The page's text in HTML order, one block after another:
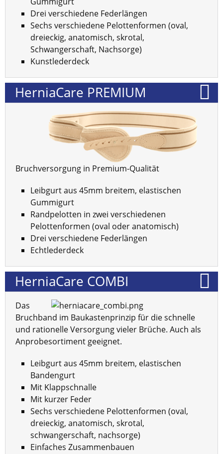
Drei verschiedene Federlängen
Sechs verschiedene Pelottenformen (oval,
dreieckig, anatomisch, skrotal,
Schwangerschaft, Nachsorge)
Kunstlederdeck
HerniaCare PREMIUM
Bruchversorgung in Premium-Qualität
Leibgurt aus 45mm breitem, elastischen
Gummigurt
Randpelotten in zwei verschiedenen
Pelottenformen (oval oder anatomisch)
Drei verschiedene Federlängen
Echtlederdeck
HerniaCare COMBI
Das
Bruchband im Baukastenprinzip für die schnelle
und rationelle Versorgung vieler Brüche. Auch als
Anprobesortiment geeignet.
Leibgurt aus 45mm breitem, elastischen
Bandengurt
Mit Klappschnalle
Mit kurzer Feder
Sechs verschiedene Pelottenformen (oval,
dreieckig, anatomisch, skrotal,
schwangerschaft, nachsorge)
Einfaches Zusammenbauen